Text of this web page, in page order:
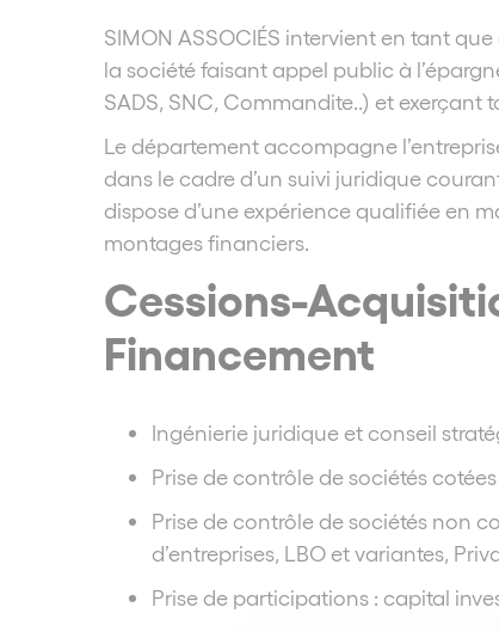
SIMON ASSOCIÉS intervient en tant
la société faisant appel public à
SADS, SNC, Commandite..) et exerçant
Le département accompagne
dans le cadre d’un suivi juridique
dispose d’une expérience qualifiée en
montages financiers.
Cessions-
Financement
Ingénierie juridique et conseil
Prise de contrôle de sociétés
Prise de contrôle de sociétés non
d’entreprises, LBO et variantes,
Prise de participations : capital